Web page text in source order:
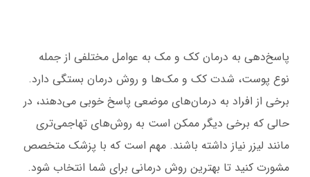
پاسخ‌دهی به درمان کک و مک به عوامل مختلفی از جمله
نوع پوست، شدت کک و مک‌ها و روش درمان بستگی دارد.
برخی از افراد به درمان‌های موضعی پاسخ خوبی می‌دهند، در
حالی که برخی دیگر ممکن است به روش‌های تهاجمی‌تری
مانند لیزر نیاز داشته باشند. مهم است که با پزشک متخصص
مشورت کنید تا بهترین روش درمانی برای شما انتخاب شود.